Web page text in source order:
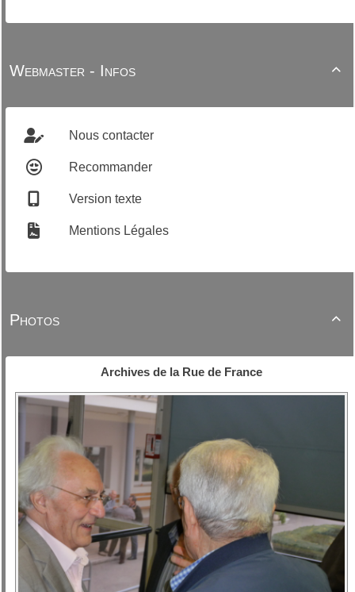

Webmaster - Infos
Nous contacter
Recommander
Version texte
Mentions Légales

Photos
Archives de la Rue de France